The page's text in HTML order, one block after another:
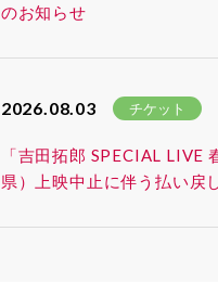
のお知らせ
2026.08.03 チケット
「吉田拓郎 SPECIAL
県）上映中止に伴う払い戻